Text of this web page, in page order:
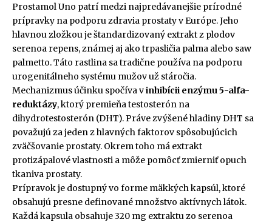
Prostamol Uno patrí medzi najpredávanejšie prírodné
prípravky na podporu zdravia prostaty v Európe. Jeho
hlavnou zložkou je štandardizovaný extrakt z plodov
serenoa repens, známej aj ako trpasličia palma alebo saw
palmetto. Táto rastlina sa tradične používa na podporu
urogenitálneho systému mužov už stáročia.
Mechanizmus účinku spočíva vinhibícii enzýmu 5-alfa-
reduktázy, ktorý premieňa testosterón na
dihydrotestosterón (DHT). Práve zvýšené hladiny DHT sa
považujú za jeden z hlavných faktorov spôsobujúcich
zväčšovanie prostaty. Okrem toho má extrakt
protizápalové vlastnosti a môže pomôcť zmierniť opuch
tkaniva prostaty.
Prípravok je dostupný vo forme mäkkých kapsúl, ktoré
obsahujú presne definované množstvo aktívnych látok.
Každá kapsula obsahuje 320 mg extraktu zo serenoa